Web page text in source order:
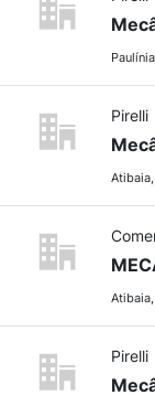
Pirelli
Atibaia,
Atibaia,
Pirelli